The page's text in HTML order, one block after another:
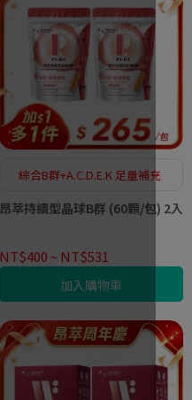
綜合B群+A.C.D.E.K 足量補充
昂萃持續型晶球B群 (60顆/包) 2入
NT$400 ~ NT$531
加入購物車